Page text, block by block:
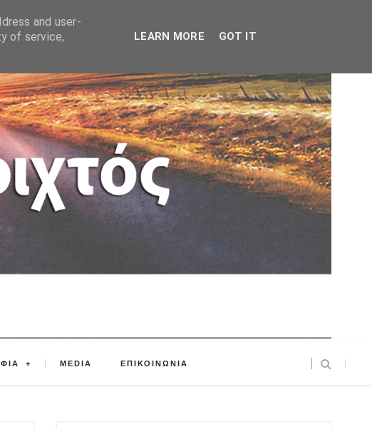
MEDIA ΕΠΙΚΟΙΝΩΝΙΑ
and user-
of service,
LEARN MORE GOT IT